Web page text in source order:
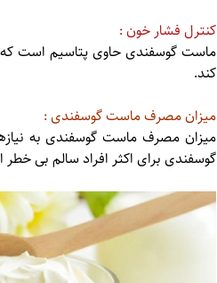
کنترل فشار خون :
ماست گوسفندی حاوی پتاسیم است
کند.
میزان مصرف ماست گوسفندی :
گوسفندی برای اکثر افراد سالم بی